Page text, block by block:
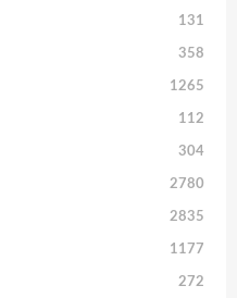
131
358
1265
112
304
2780
2835
1177
272